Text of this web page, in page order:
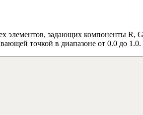
задающих компоненты R, G
точкой в диапазоне от 0.0 до